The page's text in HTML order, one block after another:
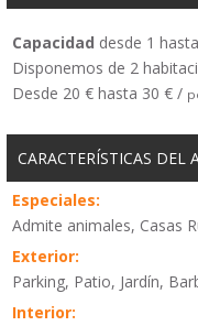
Capacidad desde 1
Disponemos de 2
Desde 20 € hasta 30 € /
CARACTERÍSTICAS DEL
Especiales:
Admite animales, Casas
Exterior:
Parking, Patio, Jardín,
Interior: